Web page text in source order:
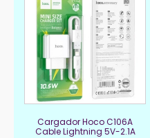
Cargador Hoco C106A
Cable Lightning 5V-2.1A